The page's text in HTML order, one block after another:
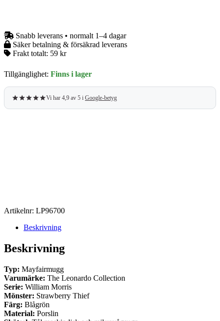
Blågrön
mängd
Snabb leverans • normalt 1–4 dagar
Säker betalning & försäkrad leverans
Frakt totalt: 59 kr
Tillgänglighet: Finns i lager
Vi har 4,9 av 5 i Google-betyg
Artikelnr: LP96700
Beskrivning
Beskrivning
Typ: Mayfairmugg
Varumärke: The Leonardo Collection
Serie: William Morris
Mönster: Strawberry Thief
Färg: Blågrön
Material: Porslin